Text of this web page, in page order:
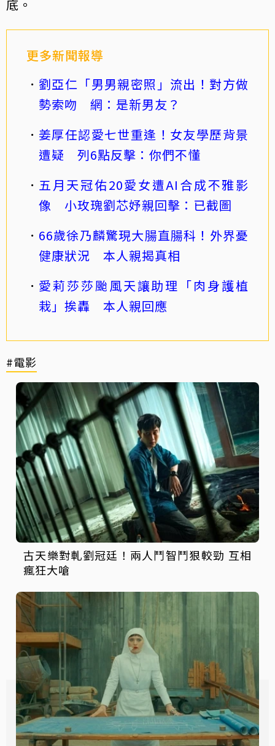
底。
更多新聞報導
劉亞仁「男男親密照」流出！對方做
勢索吻 網：是新男友？
姜厚任認愛七世重逢！女友學歷背景
遭疑 列6點反擊：你們不懂
五月天冠佑20愛女遭AI合成不雅影
像 小玫瑰劉芯妤親回擊：已截圖
66歲徐乃麟驚現大腸直腸科！外界憂
健康狀況 本人親揭真相
愛莉莎莎颱風天讓助理「肉身護植
栽」挨轟 本人親回應
#電影
古天樂對軋劉冠廷！兩人鬥智鬥狠較勁 互相
瘋狂大嗆